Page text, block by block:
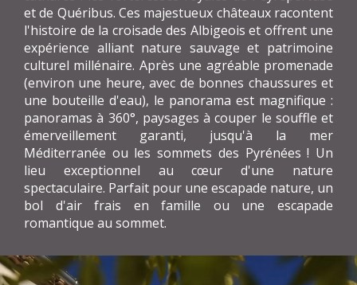
et de Quéribus. Ces majestueux châteaux racontent
l'histoire de la croisade des Albigeois et offrent une
expérience alliant nature sauvage et patrimoine
culturel millénaire. Après une agréable promenade
(environ une heure, avec de bonnes chaussures et
une bouteille d'eau), le panorama est magnifique :
panoramas à 360°, paysages à couper le souffle et
émerveillement garanti, jusqu'à la mer
Méditerranée ou les sommets des Pyrénées ! Un
lieu exceptionnel au cœur d'une nature
spectaculaire. Parfait pour une escapade nature, un
bol d'air frais en famille ou une escapade
romantique au sommet.